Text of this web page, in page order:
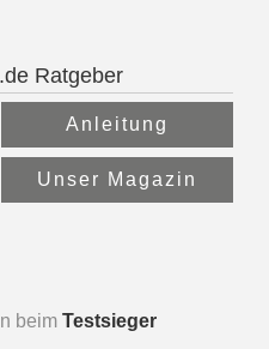
Ratgeber
Anleitung
Unser Magazin
beim Testsieger